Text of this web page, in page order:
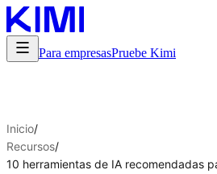
Para empresasPruebe Kimi
Inicio/
Recursos/
10 herramientas de IA recomendadas